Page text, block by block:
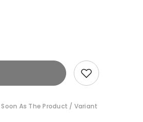
As The Product / Variant